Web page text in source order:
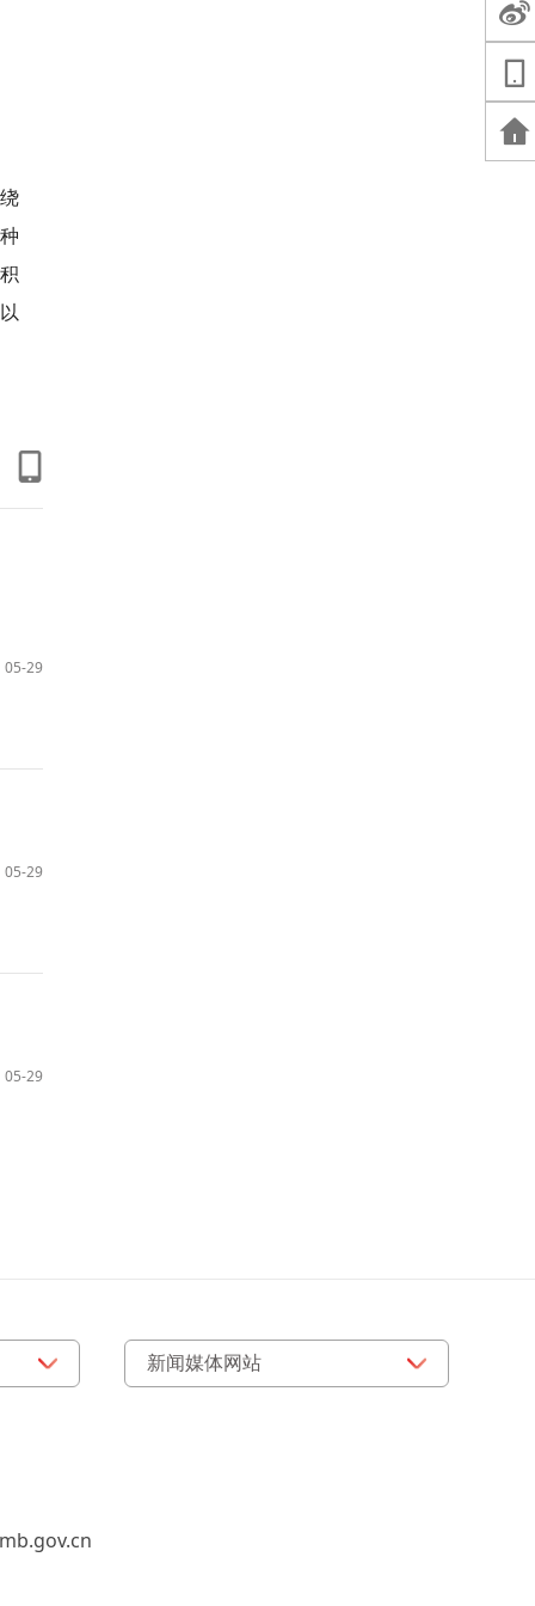
05-29
05-29
05-29